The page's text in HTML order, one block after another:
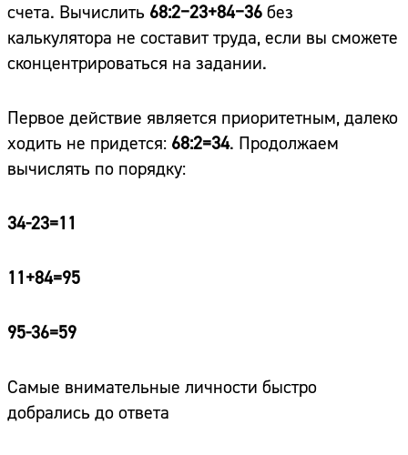
счета. Вычислить 68:2−23+84−36 без
калькулятора не составит труда, если вы сможете
сконцентрироваться на задании.
Первое действие является приоритетным, далеко
ходить не придется: 68:2=34. Продолжаем
вычислять по порядку:
34-23=11
11+84=95
95-36=59
Самые внимательные личности быстро
добрались до ответа